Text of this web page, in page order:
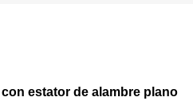
estator de alambre plano